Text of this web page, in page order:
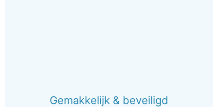
Gemakkelijk & beveiligd